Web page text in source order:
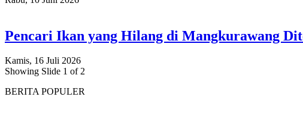
Pencari Ikan yang Hilang di Mangkurawang
Kamis, 16 Juli 2026
Showing Slide 1 of 2
BERITA POPULER